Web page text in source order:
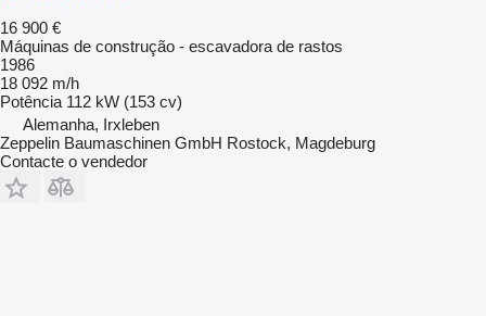
16 900 €
Máquinas de construção - escavadora de rastos
1986
18 092 m/h
Potência 112 kW (153 cv)
Alemanha, Irxleben
Zeppelin Baumaschinen GmbH Rostock, Magdeburg
Contacte o vendedor